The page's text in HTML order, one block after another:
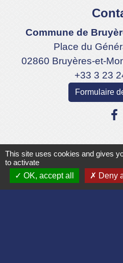
Commune de
Place du
02860 Bruyères-et-
+33 3 23
Formulaire
Département de l'Aisne
This site uses cookies and gives
to activate
OK, accept all
Deny